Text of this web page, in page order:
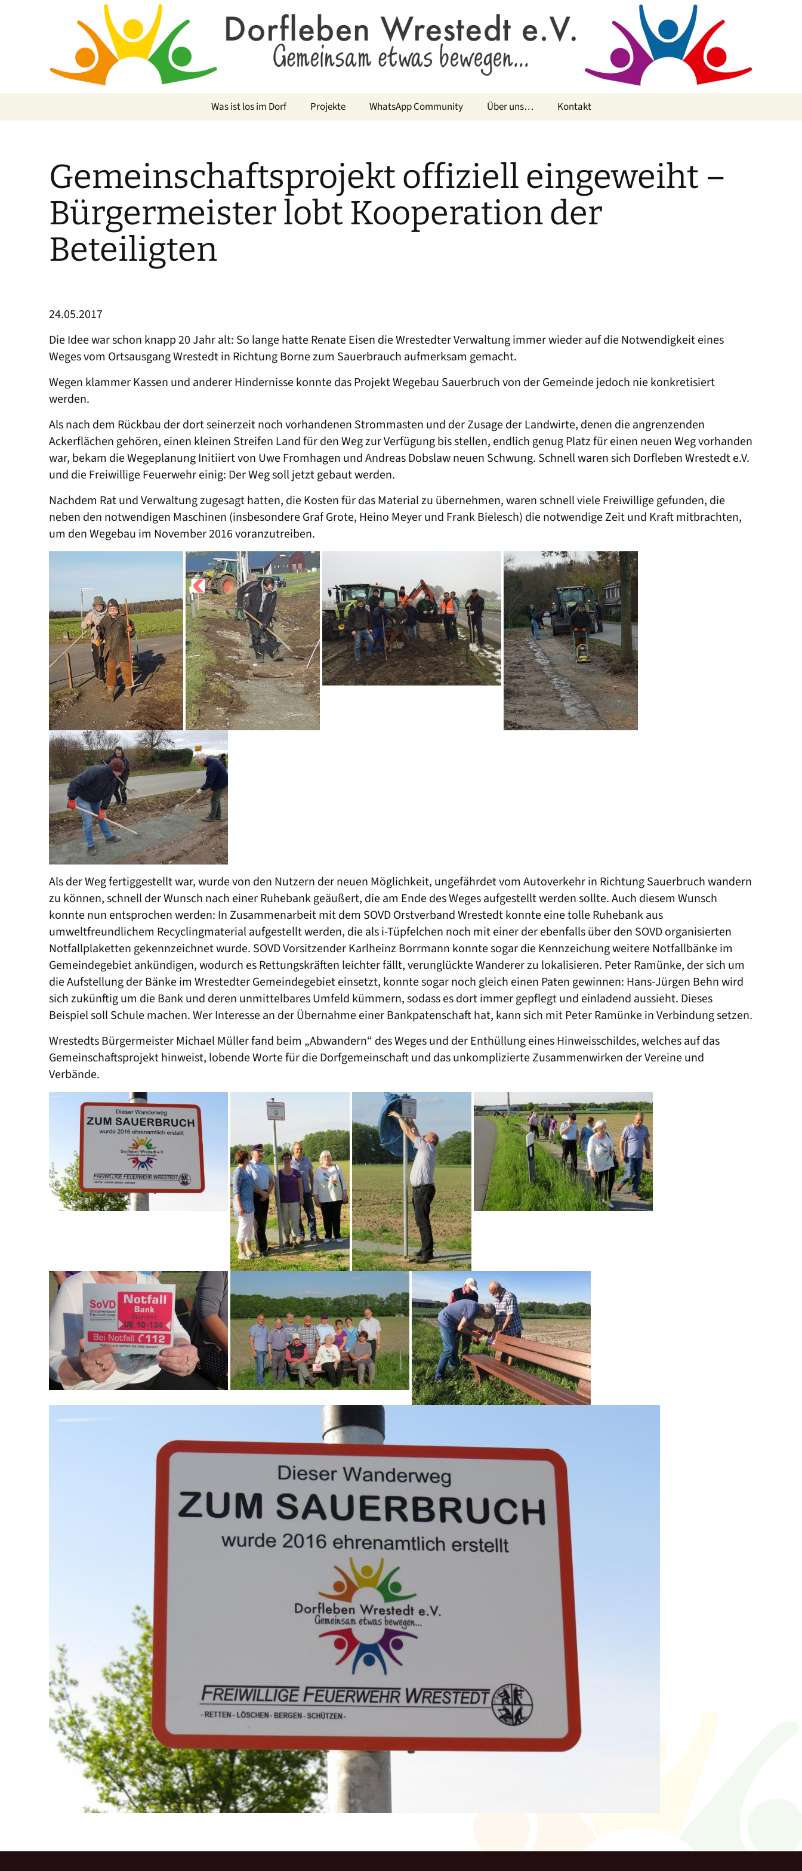
Was ist los im Dorf Projekte WhatsApp Community Über uns… Kontakt
Gemeinschaftsprojekt offiziell eingeweiht –
Bürgermeister lobt Kooperation der
Beteiligten
24.05.2017
Die Idee war schon knapp 20 Jahr alt: So lange hatte Renate Eisen die Wrestedter Verwaltung immer wieder auf die Notwendigkeit eines
Weges vom Ortsausgang Wrestedt in Richtung Borne zum Sauerbrauch aufmerksam gemacht.
Wegen klammer Kassen und anderer Hindernisse konnte das Projekt Wegebau Sauerbruch von der Gemeinde jedoch nie konkretisiert
werden.
Als nach dem Rückbau der dort seinerzeit noch vorhandenen Strommasten und der Zusage der Landwirte, denen die angrenzenden
Ackerflächen gehören, einen kleinen Streifen Land für den Weg zur Verfügung bis stellen, endlich genug Platz für einen neuen Weg vorhanden
war, bekam die Wegeplanung Initiiert von Uwe Fromhagen und Andreas Dobslaw neuen Schwung. Schnell waren sich Dorfleben Wrestedt e.V.
und die Freiwillige Feuerwehr einig: Der Weg soll jetzt gebaut werden.
Nachdem Rat und Verwaltung zugesagt hatten, die Kosten für das Material zu übernehmen, waren schnell viele Freiwillige gefunden, die
neben den notwendigen Maschinen (insbesondere Graf Grote, Heino Meyer und Frank Bielesch) die notwendige Zeit und Kraft mitbrachten,
um den Wegebau im November 2016 voranzutreiben.
Als der Weg fertiggestellt war, wurde von den Nutzern der neuen Möglichkeit, ungefährdet vom Autoverkehr in Richtung Sauerbruch wandern
zu können, schnell der Wunsch nach einer Ruhebank geäußert, die am Ende des Weges aufgestellt werden sollte. Auch diesem Wunsch
konnte nun entsprochen werden: In Zusammenarbeit mit dem SOVD Orstverband Wrestedt konnte eine tolle Ruhebank aus
umweltfreundlichem Recyclingmaterial aufgestellt werden, die als i-Tüpfelchen noch mit einer der ebenfalls über den SOVD organisierten
Notfallplaketten gekennzeichnet wurde. SOVD Vorsitzender Karlheinz Borrmann konnte sogar die Kennzeichung weitere Notfallbänke im
Gemeindegebiet ankündigen, wodurch es Rettungskräften leichter fällt, verunglückte Wanderer zu lokalisieren. Peter Ramünke, der sich um
die Aufstellung der Bänke im Wrestedter Gemeindegebiet einsetzt, konnte sogar noch gleich einen Paten gewinnen: Hans-Jürgen Behn wird
sich zukünftig um die Bank und deren unmittelbares Umfeld kümmern, sodass es dort immer gepflegt und einladend aussieht. Dieses
Beispiel soll Schule machen. Wer Interesse an der Übernahme einer Bankpatenschaft hat, kann sich mit Peter Ramünke in Verbindung setzen.
Wrestedts Bürgermeister Michael Müller fand beim „Abwandern“ des Weges und der Enthüllung eines Hinweisschildes, welches auf das
Gemeinschaftsprojekt hinweist, lobende Worte für die Dorfgemeinschaft und das unkomplizierte Zusammenwirken der Vereine und
Verbände.